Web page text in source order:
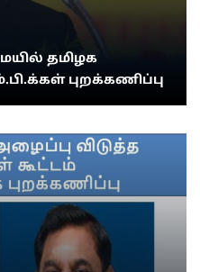
தமிழக
புறக்கணிப்பு